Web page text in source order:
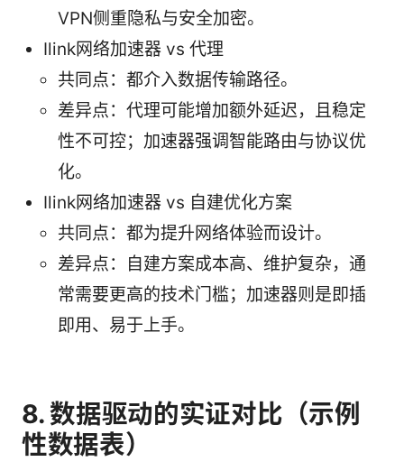
VPN侧重隐私与安全加密。
Ilink网络加速器 vs 代理
共同点：都介入数据传输路径。
差异点：代理可能增加额外延迟，且稳定
性不可控；加速器强调智能路由与协议优
化。
Ilink网络加速器 vs 自建优化方案
共同点：都为提升网络体验而设计。
差异点：自建方案成本高、维护复杂，通
常需要更高的技术门槛；加速器则是即插
即用、易于上手。
8. 数据驱动的实证对比（示例
性数据表）